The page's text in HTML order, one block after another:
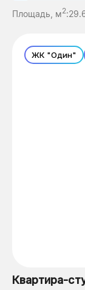
Площадь, м2:
ЖК "Один"
Квартира-